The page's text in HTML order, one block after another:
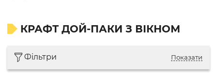
КРАФТ ДОЙ-ПАКИ З ВІКНОМ
Фільтри Показати